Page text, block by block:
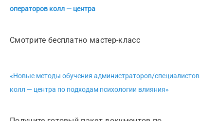
операторов колл — центра
Смотрите бесплатно мастер-класс
«Новые методы обучения администраторов/специалистов
колл — центра по подходам психологии влияния»